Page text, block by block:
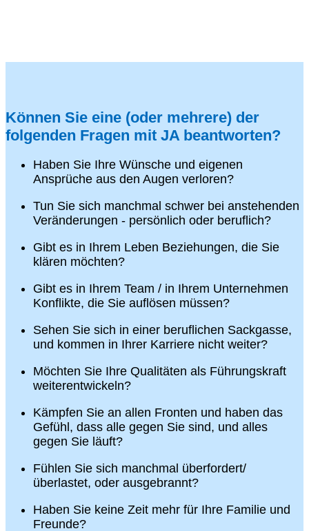
Können Sie eine (oder mehrere) der
folgenden Fragen mit JA beantworten?
Haben Sie Ihre Wünsche und eigenen
Ansprüche aus den Augen verloren?
Tun Sie sich manchmal schwer bei anstehenden
Veränderungen - persönlich oder beruflich?
Gibt es in Ihrem Leben Beziehungen, die Sie
klären möchten?
Gibt es in Ihrem Team / in Ihrem Unternehmen
Konflikte, die Sie auflösen müssen?
Sehen Sie sich in einer beruflichen Sackgasse,
und kommen in Ihrer Karriere nicht weiter?
Möchten Sie Ihre Qualitäten als Führungskraft
weiterentwickeln?
Kämpfen Sie an allen Fronten und haben das
Gefühl, dass alle gegen Sie sind, und alles
gegen Sie läuft?
Fühlen Sie sich manchmal überfordert/
überlastet, oder ausgebrannt?
Haben Sie keine Zeit mehr für Ihre Familie und
Freunde?